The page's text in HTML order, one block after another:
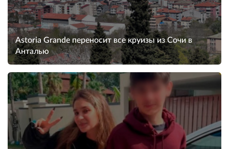
Astoria Grande переносит все круизы из Сочи в
Анталью